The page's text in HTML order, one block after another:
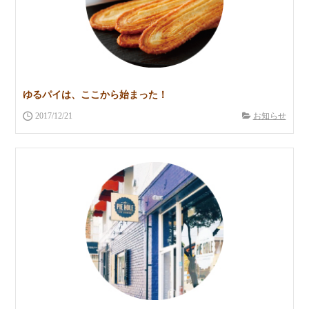
ゆるパイは、ここから始まった！
2017/12/21 お知らせ